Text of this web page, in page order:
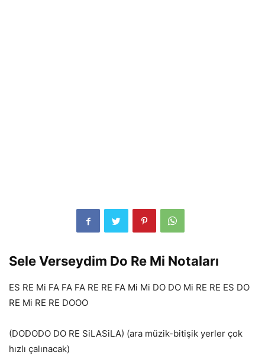
Sele Verseydim Do Re Mi Notaları
ES RE Mi FA FA FA RE RE FA Mi Mi DO DO Mi RE RE ES DO
RE Mi RE RE DOOO
(DODODO DO RE SiLASiLA) (ara müzik-bitişik yerler çok
hızlı çalınacak)